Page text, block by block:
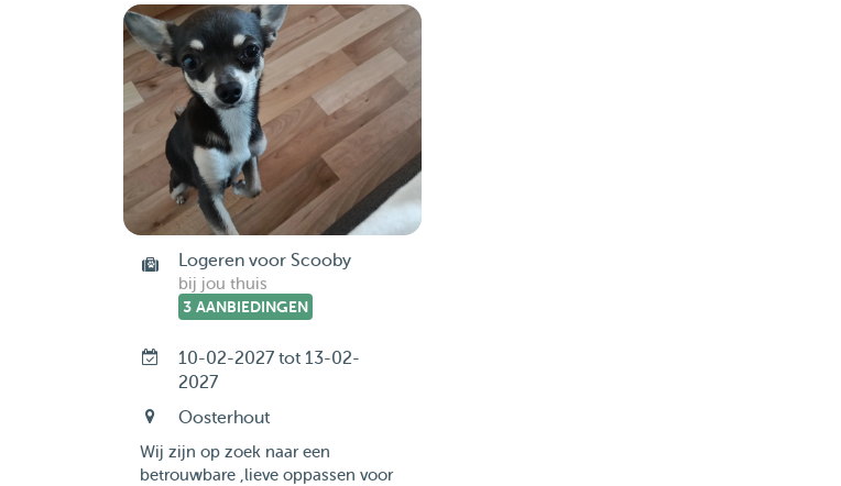
Logeren voor Scooby
bij jou thuis
3 AANBIEDINGEN
10-02-2027 tot 13-02-
2027
Oosterhout
Wij zijn op zoek naar een
betrouwbare ,lieve oppassen voor